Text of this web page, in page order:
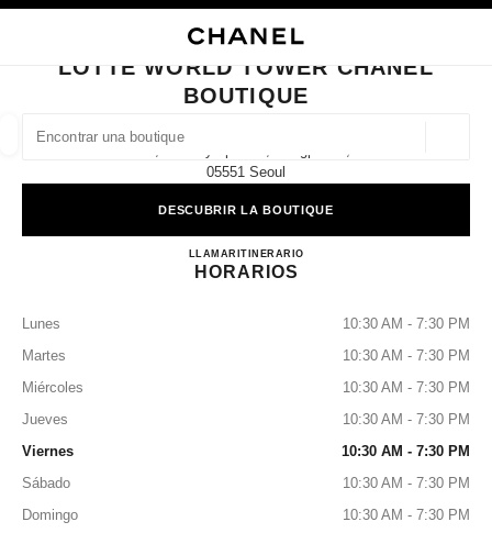
BUSCAR UNA BOUTIQUE
las sugerencias se muestran debajo de esta barra de búsqueda
0 Sugerencias disponibles
CERRAR TARJETA DE BOUTIQUE LOTTE WORLD TOWER CHANEL
LOTTE WORLD TOWER CHANEL
BOUTIQUE
8f, 300 Olympic-Ro, Songpa-Gu,
05551 Seoul
DESCUBRIR LA BOUTIQUE
LLAMAR+82 80 805 9628
ITINERARIOLotte World Tower CHANEL
HORARIOS
Lunes
10:30 AM - 7:30 PM
Martes
10:30 AM - 7:30 PM
Miércoles
10:30 AM - 7:30 PM
Jueves
10:30 AM - 7:30 PM
Viernes
10:30 AM - 7:30 PM
Sábado
10:30 AM - 7:30 PM
Domingo
10:30 AM - 7:30 PM
filtros
resultado de los filtros por: